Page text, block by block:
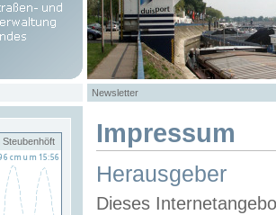
Newsletter
Impressum
Herausgeber
Dieses